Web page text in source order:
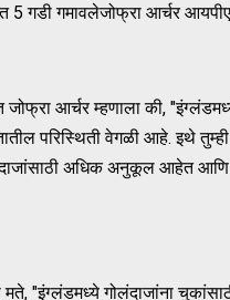
5 गडी गमावलेजोफ्रा आर्चर
जोफ्रा आर्चर म्हणाला की,
परिस्थिती वेगळी आहे. इथे
अधिक अनुकूल आहेत आणि
मते, "इंग्लंडमध्ये गोलंदाजांना